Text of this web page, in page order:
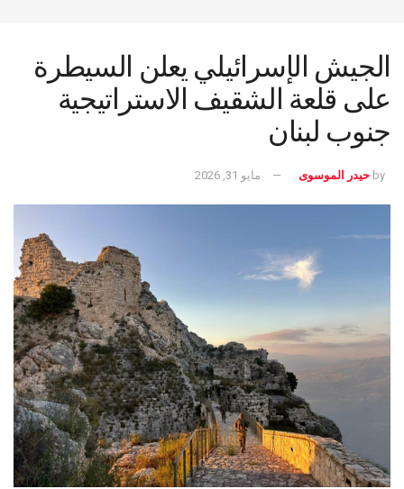
الجيش الإسرائيلي يعلن السيطرة
على قلعة الشقيف الاستراتيجية
جنوب لبنان
by حيدر الموسوى مايو 31, 2026